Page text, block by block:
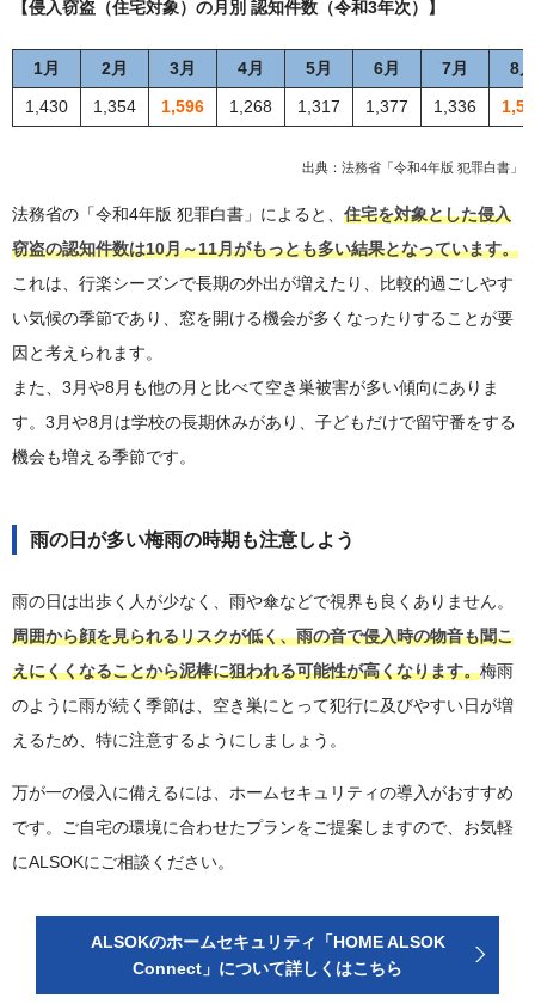
【侵入窃盗（住宅対象）の月別 認知件数（令和3年次）】
1月 2月 3月 4月 5月 6月 7月
8月
1,430
1,354 1,596 1,268 1,317 1,377 1,336
出典： 法務省「令和4年版 犯罪白書」
法務省の「令和4年版 犯罪白書」によると、 住宅を対象とした侵入
窃盗の認知件数は10月～11月がもっとも多い結果となっています。
これは、行楽シーズンで長期の外出が増えたり、比較的過ごしやす
い気候の季節であり、窓を開ける機会が多くなったりすることが要
因と考えられます。
また、3月や8月も他の月と比べて空き巣被害が多い傾向にありま
す。3月や8月は学校の長期休みがあり、子どもだけで留守番をする
機会も増える季節です。
雨の日が多い梅雨の時期も注意しよう
雨の日は出歩く人が少なく、雨や傘などで視界も良くありません。
周囲から顔を見られるリスクが低く、雨の音で侵入時の物音も聞こ
えにくくなることから泥棒に狙われる可能性が高くなります。梅雨
のように雨が続く季節は、空き巣にとって犯行に及びやすい日が増
えるため、特に注意するようにしましょう。
万が一の侵入に備えるには、ホームセキュリティの導入がおすすめ
です。ご自宅の環境に合わせたプランをご提案しますので、お気軽
にALSOKにご相談ください。
ALSOKのホームセキュリティ「HOME ALSOK
Connect」について詳しくはこちら